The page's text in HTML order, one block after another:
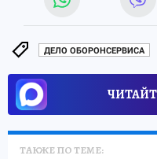
ДЕЛО ОБОРОНСЕРВИСА
ТАКЖЕ ПО ТЕМЕ: